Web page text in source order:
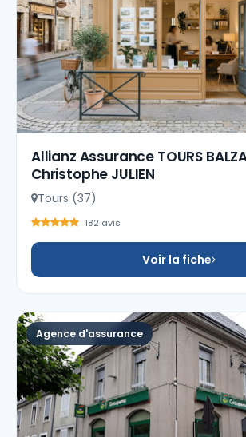
Allianz Assurance TOURS
Christophe JULIEN
Tours (37)
182 avis
Voir la fiche
Agence d'assurance